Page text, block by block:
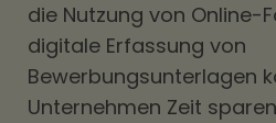
die Nutzung von Online-
digitale Erfassung von
Bewerbungsunterlagen
Unternehmen Zeit